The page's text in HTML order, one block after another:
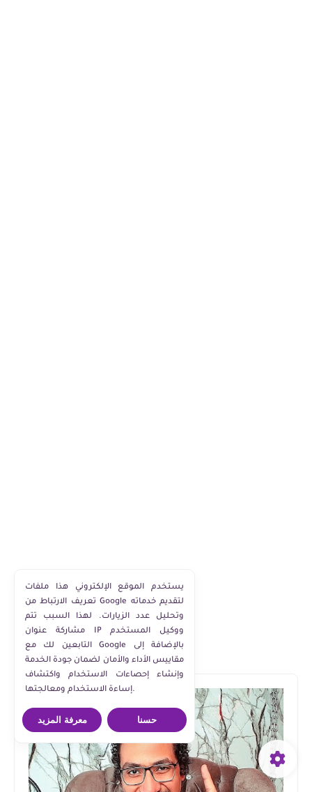
يستخدم الموقع الإلكتروني هذا ملفات
تعريف الارتباط من Google لتقديم خدماته
وتحليل عدد الزيارات. لهذا السبب تتم
مشاركة عنوان IP ووكيل المستخدم
التابعين لك مع Google بالإضافة إلى
مقاييس الأداء والأمان لضمان جودة الخدمة
وإنشاء إحصاءات الاستخدام واكتشاف
إساءة الاستخدام ومعالجتها.
معرفة المزيد حسنا